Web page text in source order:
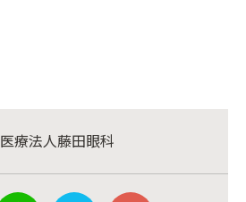
医療法人藤田眼科